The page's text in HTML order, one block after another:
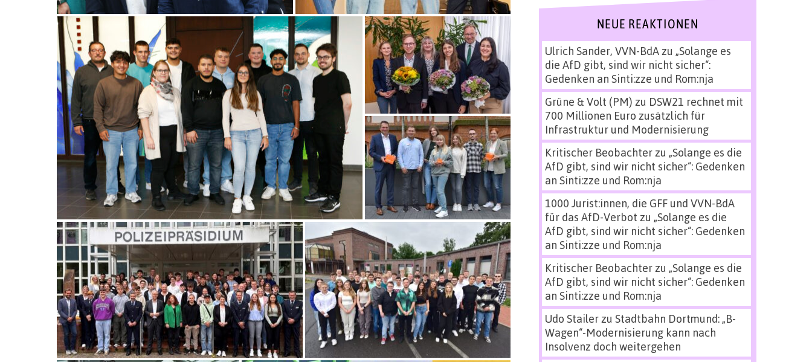
NEUE REAKTIONEN
Ulrich Sander, VVN-BdAzu „Solange es
die AfD gibt, sind wir nicht sicher“:
Gedenken an Sinti:zze und Rom:nja
Grüne & Volt (PM) zu DSW21 rechnet mit
700 Millionen Euro zusätzlich für
Infrastruktur und Modernisierung
Kritischer Beobachterzu „Solange es die
AfD gibt, sind wir nicht sicher“: Gedenken
an Sinti:zze und Rom:nja
1000 Jurist:innen, die GFF und VVN-BdA
für das AfD-Verbot zu „Solange es die
AfD gibt, sind wir nicht sicher“: Gedenken
an Sinti:zze und Rom:nja
Kritischer Beobachterzu „Solange es die
AfD gibt, sind wir nicht sicher“: Gedenken
an Sinti:zze und Rom:nja
Udo Stailerzu Stadtbahn Dortmund: „B-
Wagen“-Modernisierung kann nach
Insolvenz doch weitergehen